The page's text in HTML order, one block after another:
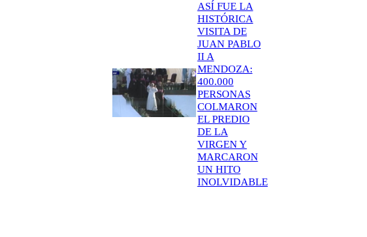
ASÍ FUE LA
HISTÓRICA
VISITA DE
JUAN PABLO
II A
MENDOZA:
400.000
PERSONAS
COLMARON
EL PREDIO
DE LA
VIRGEN Y
MARCARON
UN HITO
INOLVIDABLE